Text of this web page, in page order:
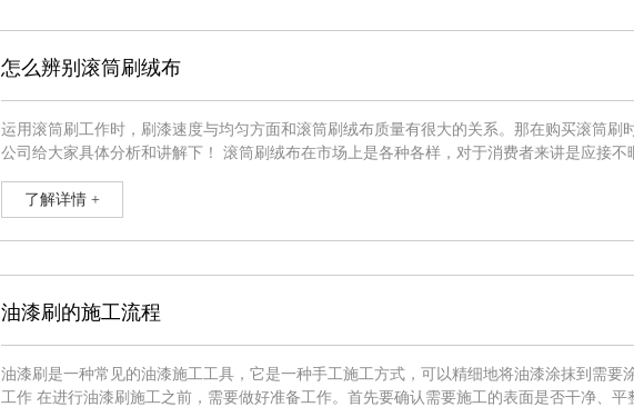
怎么辨别滚筒刷绒布
运用滚筒刷工作时，刷漆速度与均匀方面和滚筒刷绒布质量有很大的关系。那在购买滚筒刷
公司给大家具体分析和讲解下！ 滚筒刷绒布在市场上是各种各样，对于消费者来讲是应接不暇，具体识别方法如下： 1、经编，也就是说用经
候可以观察下布料的底
了解详情 +
油漆刷的施工流程
油漆刷是一种常见的油漆施工工具，它是一种手工施工方式，可以精细地将油漆涂抹到需要涂抹的表面上。 以下是油漆刷
工作 在进行油漆刷施工之前，需要做好准备工作。首先要确认需要施工的表面是否干净、